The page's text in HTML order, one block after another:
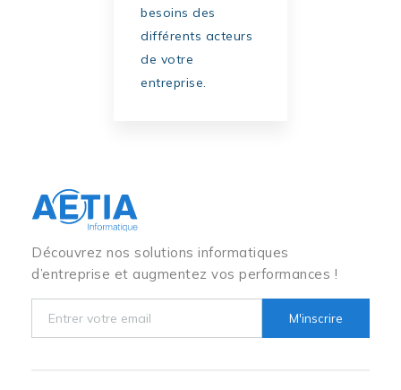
besoins des
différents acteurs
de votre
entreprise.
Découvrez nos solutions informatiques
d’entreprise et augmentez vos performances !
M'inscrire